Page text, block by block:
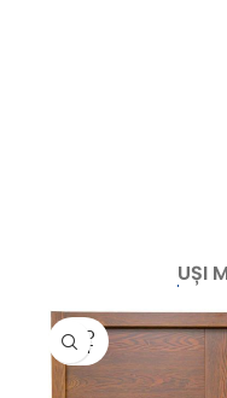
UȘI
SOLD
OUT